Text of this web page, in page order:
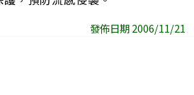
發佈日期 2006/11/21